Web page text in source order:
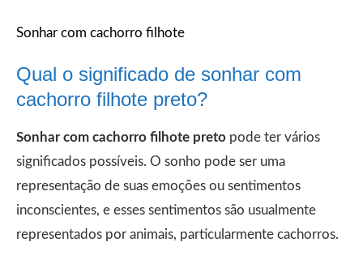
Sonhar com cachorro filhote
Qual o significado de sonhar com
cachorro filhote preto?
Sonhar com cachorro filhote preto pode ter vários
significados possíveis. O sonho pode ser uma
representação de suas emoções ou sentimentos
inconscientes, e esses sentimentos são usualmente
representados por animais, particularmente cachorros.